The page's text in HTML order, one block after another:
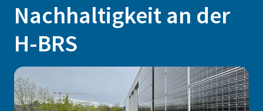
Nachhaltigkeit an der
H-BRS